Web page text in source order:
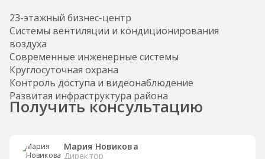
23-этажный бизнес-центр
Системы вентиляции и кондиционирования
воздуха
Современные инженерные системы
Круглосуточная охрана
Контроль доступа и видеонаблюдение
Развитая инфраструктура района
Получить консультацию
Мария Новикова
Директор